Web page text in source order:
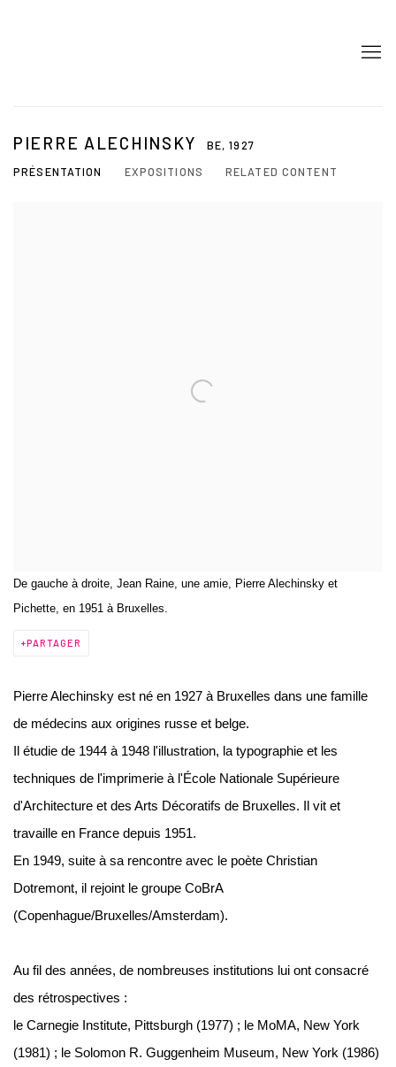
PIERRE ALECHINSKY BE,1927
PRÉSENTATION
EXPOSITIONS RELATED CONTENT
De gauche à droite, Jean Raine, une amie, Pierre Alechinsky et
Pichette, en 1951 à Bruxelles.
PARTAGER
Pierre Alechinsky est né en 1927 à Bruxelles dans une famille
de médecins aux origines russe et belge.
Il étudie de 1944 à 1948 l'illustration, la typographie et les
techniques de l'imprimerie à l'École Nationale Supérieure
d'Architecture et des Arts Décoratifs de Bruxelles. Il vit et
travaille en France depuis 1951.
En 1949, suite à sa rencontre avec le poète Christian
Dotremont, il rejoint le groupe CoBrA
(Copenhague/Bruxelles/Amsterdam).
Au fil des années, de nombreuses institutions lui ont consacré
des rétrospectives :
le Carnegie Institute, Pittsburgh (1977) ; le MoMA, New York
(1981) ; le Solomon R. Guggenheim Museum, New York (1986)